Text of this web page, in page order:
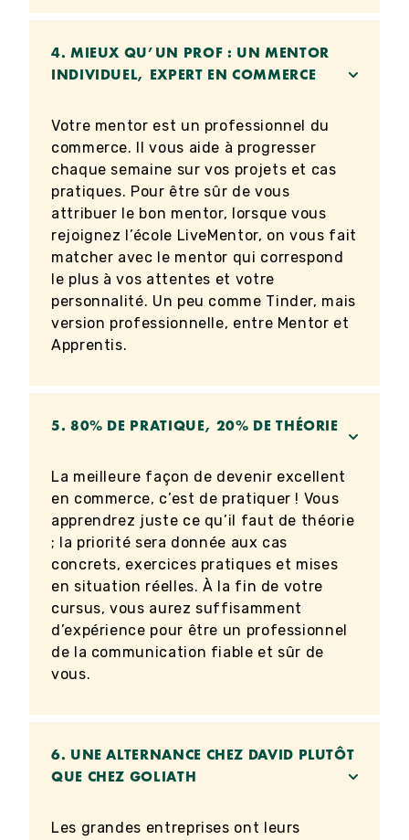
4. MIEUX QU’UN PROF : UN MENTOR
INDIVIDUEL, EXPERT EN COMMERCE
Votre mentor est un professionnel du
commerce. Il vous aide à progresser
chaque semaine sur vos projets et cas
pratiques. Pour être sûr de vous
attribuer le bon mentor, lorsque vous
rejoignez l’école LiveMentor, on vous fait
matcher avec le mentor qui correspond
le plus à vos attentes et votre
personnalité. Un peu comme Tinder, mais
version professionnelle, entre Mentor et
Apprentis.
5. 80% DE PRATIQUE, 20% DE THÉORIE
La meilleure façon de devenir excellent
en commerce, c’est de pratiquer ! Vous
apprendrez juste ce qu’il faut de théorie
; la priorité sera donnée aux cas
concrets, exercices pratiques et mises
en situation réelles. À la fin de votre
cursus, vous aurez suffisamment
d’expérience pour être un professionnel
de la communication fiable et sûr de
vous.
6. UNE ALTERNANCE CHEZ DAVID PLUTÔT
QUE CHEZ GOLIATH
Les grandes entreprises ont leurs